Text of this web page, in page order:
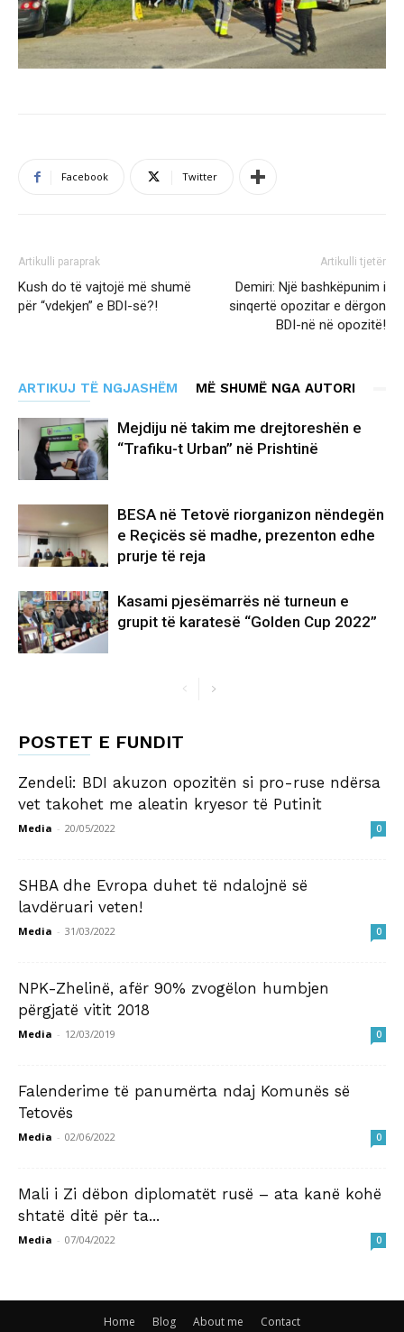
Facebook Twitter
Artikulli paraprak
Kush do të vajtojë më shumë
për “vdekjen” e BDI-së?!
Artikulli tjetër
Demiri: Një bashkëpunim i
sinqertë opozitar e dërgon
BDI-në në opozitë!
ARTIKUJ TË NGJASHËM MË SHUMË NGA AUTORI
Mejdiju në takim me drejtoreshën e
“Trafiku-t Urban” në Prishtinë
BESA në Tetovë riorganizon nëndegën
e Reçicës së madhe, prezenton edhe
prurje të reja
Kasami pjesëmarrës në turneun e
grupit të karatesë “Golden Cup 2022”
POSTET E FUNDIT
Zendeli: BDI akuzon opozitën si pro-ruse ndërsa
vet takohet me aleatin kryesor të Putinit
Media - 20/05/2022 0
SHBA dhe Evropa duhet të ndalojnë së
lavdëruari veten!
Media - 31/03/2022 0
NPK-Zhelinë, afër 90% zvogëlon humbjen
përgjatë vitit 2018
Media - 12/03/2019 0
Falenderime të panumërta ndaj Komunës së
Tetovës
Media - 02/06/2022 0
Mali i Zi dëbon diplomatët rusë – ata kanë kohë
shtatë ditë për ta...
Media - 07/04/2022 0
Home Blog About me Contact